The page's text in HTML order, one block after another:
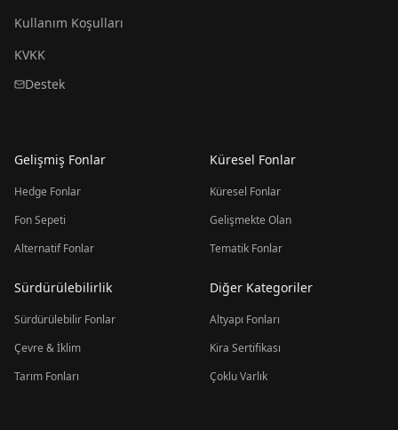
Kullanım Koşulları
KVKK
Destek
Gelişmiş Fonlar
Hedge Fonlar
Fon Sepeti
Alternatif Fonlar
Küresel Fonlar
Küresel Fonlar
Gelişmekte Olan
Tematik Fonlar
Sürdürülebilirlik
Sürdürülebilir Fonlar
Çevre & İklim
Tarım Fonları
Diğer Kategoriler
Altyapı Fonları
Kira Sertifikası
Çoklu Varlık